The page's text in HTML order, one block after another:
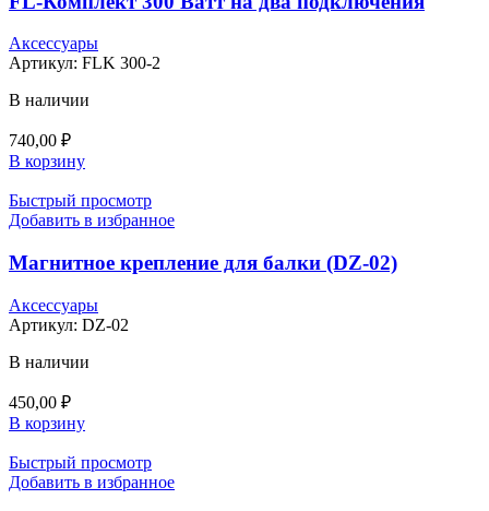
Аксессуары
Артикул: FLK 300-2
В наличии
740,00 ₽
В корзину
Быстрый просмотр
Добавить в избранное
Магнитное крепление для балки (DZ-02)
Аксессуары
Артикул: DZ-02
В наличии
450,00 ₽
В корзину
Быстрый просмотр
Добавить в избранное